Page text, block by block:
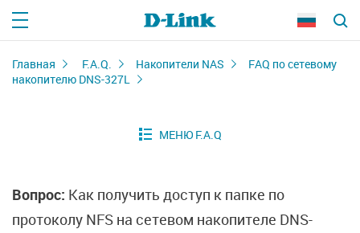
Главная F.A.Q. Накопители NAS
FAQ по сетевому
накопителю DNS-327L
Вопрос: Как получить доступ к папке по
протоколу NFS на сетевом накопителе DNS-